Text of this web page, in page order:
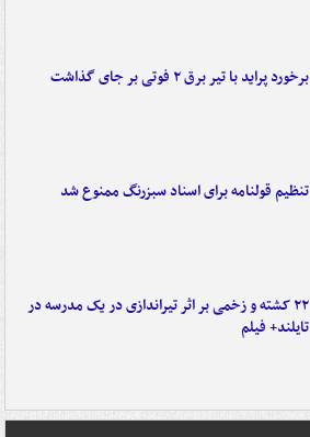
برخورد پراید با تیر برق ۲ فوتی بر جای گذاشت
تنظیم قولنامه برای اسناد سبزرنگ ممنوع شد
۲۲ کشته و زخمی بر اثر تیراندازی در یک مدرسه در
تایلند+ فیلم